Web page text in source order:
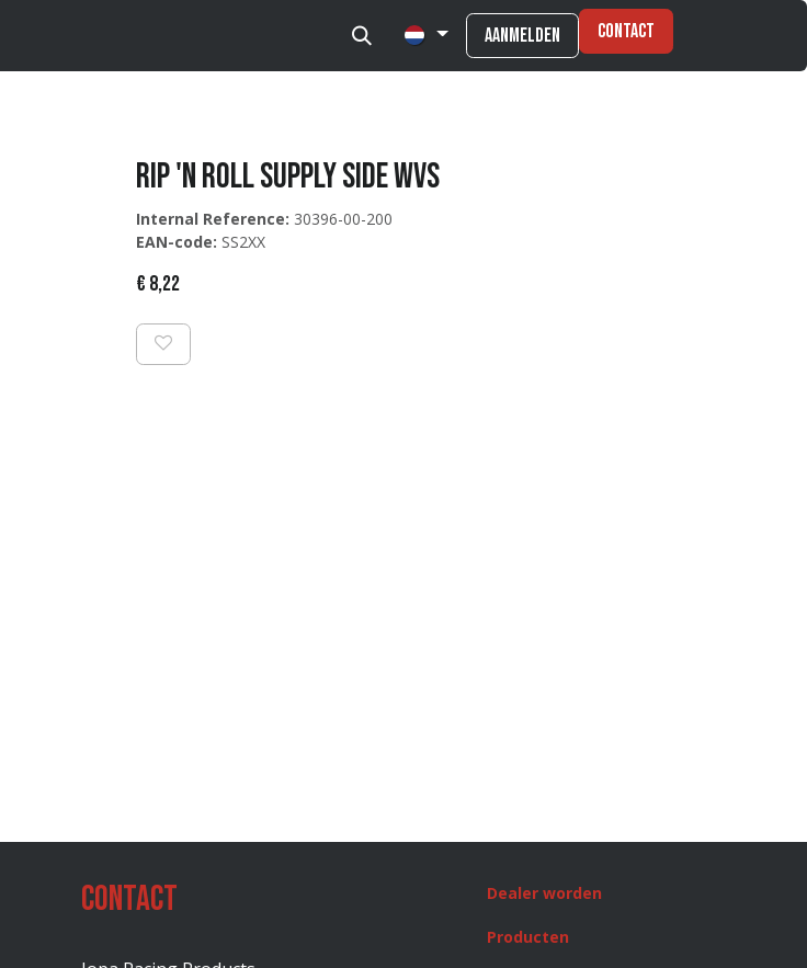
Aanmelden Contact
Rip 'n Roll Supply Side WVS
Internal Reference: 30396-00-200
EAN-code: SS2XX
€ 8,22
Contact Dealer worden
Producten